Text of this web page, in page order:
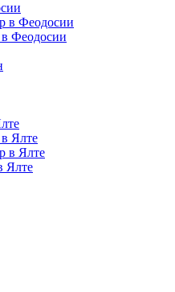
в Феодосии
Феодосии
Ялте
в Ялте
Ялте